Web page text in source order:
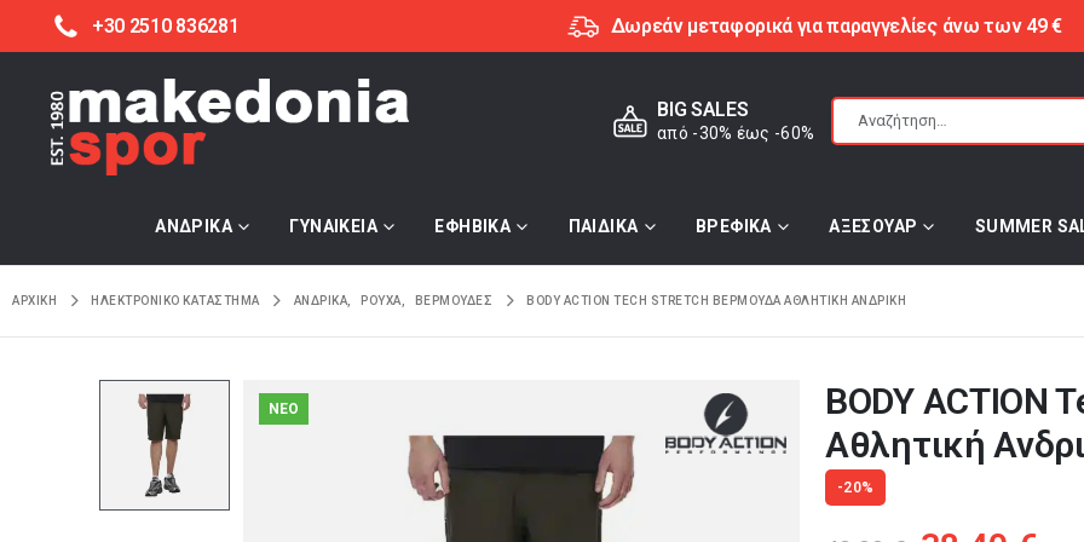
+30 2510 836281 Δωρεάν μεταφορικά για παραγγελίες άνω των 49 €
BIG SALES
από -30% έως -60%
ΑΝΔΡΙΚΑ ΓΥΝΑΙΚΕΙΑ ΕΦΗΒΙΚΑ ΠΑΙΔΙΚΑ ΒΡΕΦΙΚΑ ΑΞΕΣΟΥΑΡ SUMMER
ΑΡΧΙΚΉ ΗΛΕΚΤΡΟΝΙΚΌ ΚΑΤΆΣΤΗΜΑ ΑΝΔΡΙΚΑ ΡΟΥΧΑ ΒΕΡΜΟΥΔΕΣ BODY ACTION TECH STRETCH ΒΕΡΜΟΎΔΑ ΑΘΛΗΤΙΚΉ ΑΝΔΡΙΚΉ
NEO
BODY ACTION
Αθλητική
-20%